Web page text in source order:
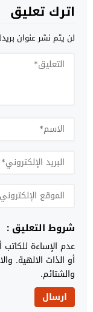
اترك تعليق
لن يتم نشر عنوان
شروط التعليق :
عدم الإساءة
أو الذات الالهية.
والشتائم.